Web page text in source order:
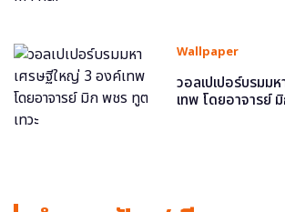
Wallpaper
วอลเปเปอร์บรมม
เทพ โดยอาจารย์